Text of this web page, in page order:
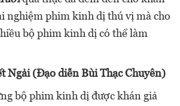
nghiệm phim kinh dị thú vị mà cho
bộ phim kinh dị có thể làm
Ngải (Đạo diễn Bùi Thạc Chuyên)
bộ phim kinh dị được khán giả